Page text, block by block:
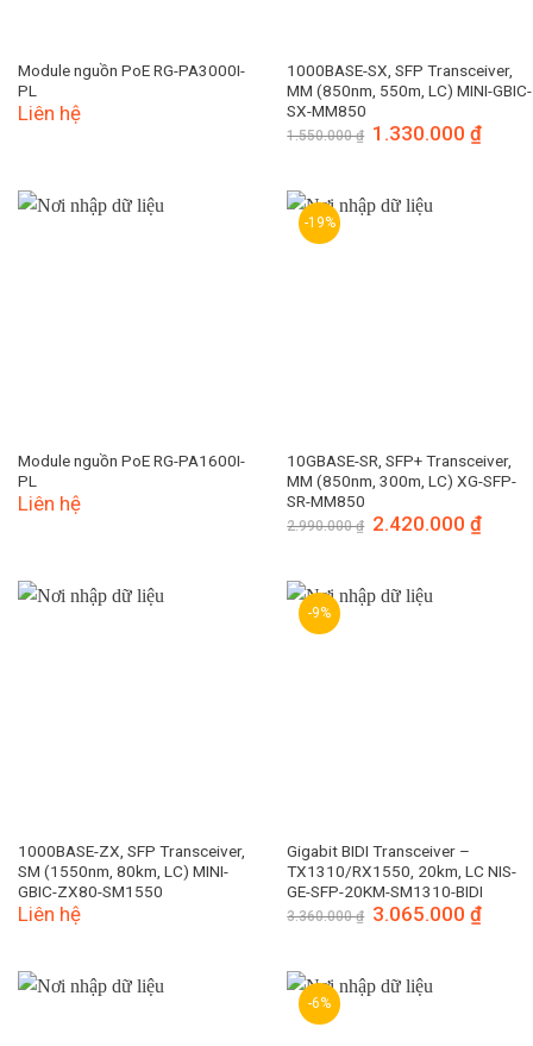
Module nguồn PoE RG-PA3000I-
PL
Liên hệ
1000BASE-SX, SFP Transceiver,
MM (850nm, 550m, LC) MINI-GBIC-
SX-MM850
1.550.000₫ Giá
gốc
1.330.000 ₫Giá
Module nguồn PoE RG-PA1600I-
PL
Liên hệ
-19%
10GBASE-SR, SFP+ Transceiver,
MM (850nm, 300m, LC) XG-SFP-
SR-MM850
2.990.000₫ Giá
gốc
2.420.000 ₫Giá
1000BASE-ZX, SFP Transceiver,
SM (1550nm, 80km, LC) MINI-
GBIC-ZX80-SM1550
Liên hệ
-9%
Gigabit BIDI Transceiver –
TX1310/RX1550, 20km, LC NIS-
GE-SFP-20KM-SM1310-BIDI
3.360.000₫ Giá
gốc
3.065.000 ₫Giá
-6%